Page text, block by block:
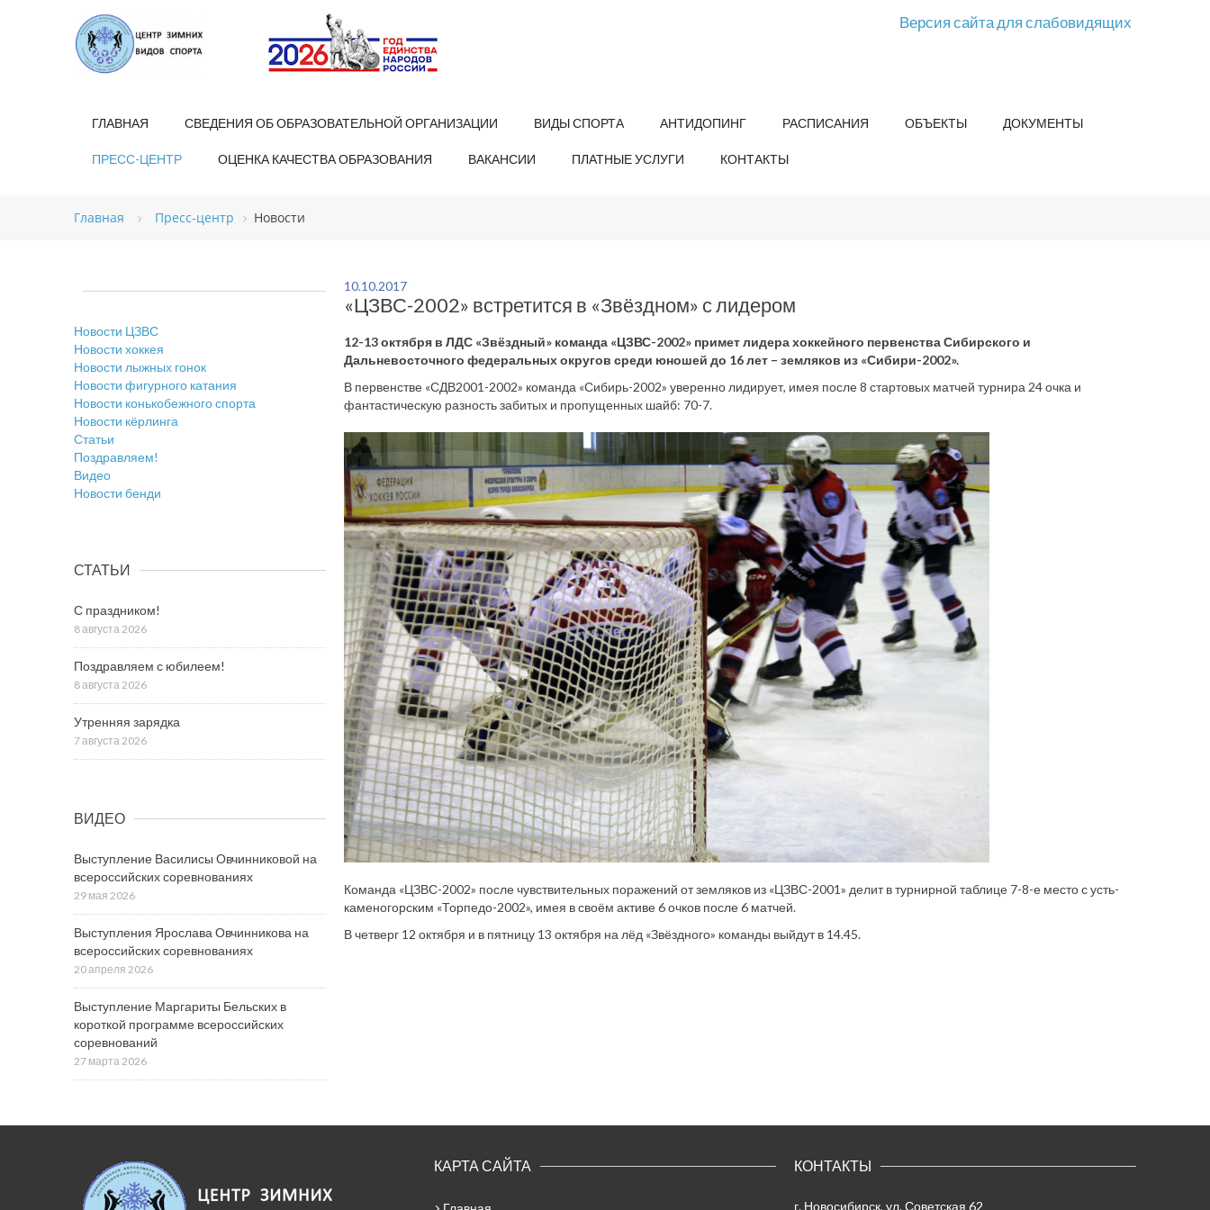
Версия сайта для слабовидящих
ГЛАВНАЯ СВЕДЕНИЯ ОБ ОБРАЗОВАТЕЛЬНОЙ ОРГАНИЗАЦИИ ВИДЫ СПОРТА АНТИДОПИНГ РАСПИСАНИЯ ОБЪЕКТЫ ДОКУМЕНТЫ
ПРЕСС-ЦЕНТР ОЦЕНКА КАЧЕСТВА ОБРАЗОВАНИЯ ВАКАНСИИ ПЛАТНЫЕ УСЛУГИ КОНТАКТЫ
Главная Пресс-центр Новости
10.10.2017
«ЦЗВС-2002» встретится в «Звёздном» с лидером
12-13 октября в ЛДС «Звёздный» команда «ЦЗВС-2002» примет лидера хоккейного первенства Сибирского и
Дальневосточного федеральных округов среди юношей до 16 лет – земляков из «Сибири-2002».
В первенстве «СДВ2001-2002» команда «Сибирь-2002» уверенно лидирует, имея после 8 стартовых матчей турнира 24 очка и
фантастическую разность забитых и пропущенных шайб: 70-7.
Команда «ЦЗВС-2002» после чувствительных поражений от земляков из «ЦЗВС-2001» делит в турнирной таблице 7-8-е место с усть-
каменогорским «Торпедо-2002», имея в своём активе 6 очков после 6 матчей.
В четверг 12 октября и в пятницу 13 октября на лёд «Звёздного» команды выйдут в 14.45.
Новости ЦЗВС
Новости хоккея
Новости лыжных гонок
Новости фигурного катания
Новости конькобежного спорта
Новости кёрлинга
Статьи
Поздравляем!
Видео
Новости бенди
СТАТЬИ
С праздником!
8 августа 2026
Поздравляем с юбилеем!
8 августа 2026
Утренняя зарядка
7 августа 2026
ВИДЕО
Выступление Василисы Овчинниковой на
всероссийских соревнованиях
29 мая 2026
Выступления Ярослава Овчинникова на
всероссийских соревнованиях
20 апреля 2026
Выступление Маргариты Бельских в
короткой программе всероссийских
соревнований
27 марта 2026
КАРТА САЙТА КОНТАКТЫ
г. Новосибирск, ул. Советская 62